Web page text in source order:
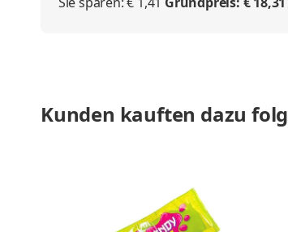
Kunden kauften dazu